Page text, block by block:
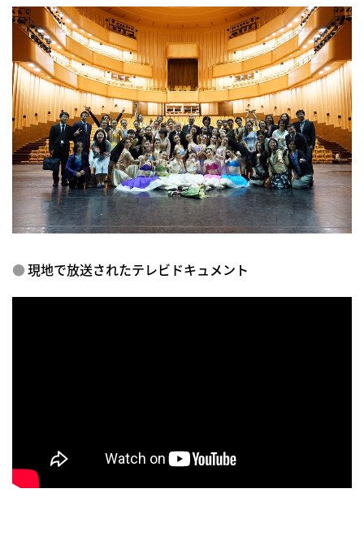
現地で放送されたテレビドキュメント